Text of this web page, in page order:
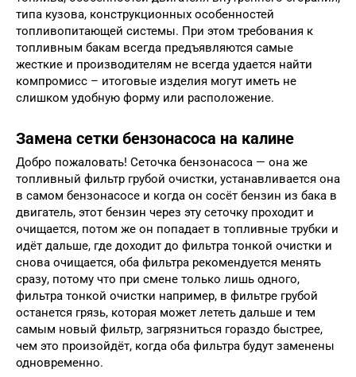
типа кузова, конструкционных особенностей
топливопитающей системы. При этом требования к
топливным бакам всегда предъявляются самые
жесткие и производителям не всегда удается найти
компромисс – итоговые изделия могут иметь не
слишком удобную форму или расположение.
Замена сетки бензонасоса на калине
Добро пожаловать! Сеточка бензонасоса — она же
топливный фильтр грубой очистки, устанавливается она
в самом бензонасосе и когда он сосёт бензин из бака в
двигатель, этот бензин через эту сеточку проходит и
очищается, потом же он попадает в топливные трубки и
идёт дальше, где доходит до фильтра тонкой очистки и
снова очищается, оба фильтра рекомендуется менять
сразу, потому что при смене только лишь одного,
фильтра тонкой очистки например, в фильтре грубой
останется грязь, которая может лететь дальше и тем
самым новый фильтр, загрязниться гораздо быстрее,
чем это произойдёт, когда оба фильтра будут заменены
одновременно.